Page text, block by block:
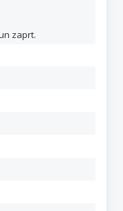
zaprt.